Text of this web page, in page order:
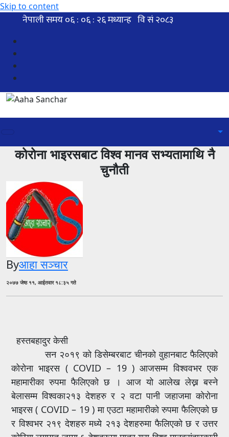
Skip to content
कोरोना भाइरसबाट विश्व मानव सभ्यतामाथि नै
चुनौती
Byआहा सञ्चार
२०७७ जेष्ठ ११, आईतवार १८:३५ गते
हस्तबहादुर केसी
सन २०१९ को डिसेम्बरबाट चीनको वुहानबाट फैलिएको
कोरोना भाइरस ( COVID – 19 ) आजसम्म विश्ववभर एक
महामारीका रुपमा फैलिएको छ । आज यो आलेख लेख्न बस्ने
बेलासम्म विश्वका२१३ देशहरु र २ वटा पानी जहाजमा कोरोना
भाइरस ( COVID – 19 ) मा एउटा महामारीको रुपमा फैलिएको छ
र विश्वभर २१९ देशहरु मध्ये २१३ देशहरुमा फैलिएको छ र उत्तर